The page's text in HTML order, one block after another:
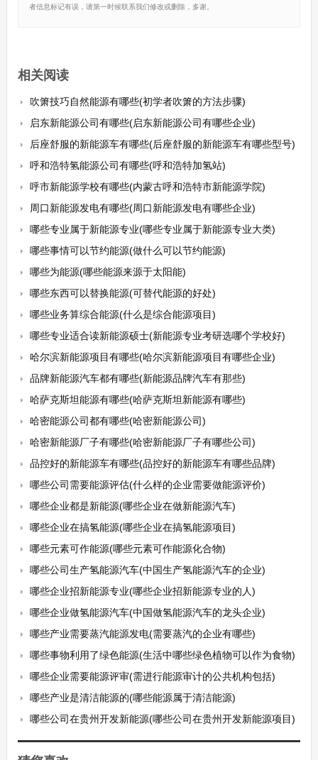
者信息标记有误，请第一时候联系我们修改或删除，多谢。
相关阅读
吹箫技巧自然能源有哪些(初学者吹箫的方法步骤)
启东新能源公司有哪些(启东新能源公司有哪些企业)
后座舒服的新能源车有哪些(后座舒服的新能源车有哪些型号)
呼和浩特氢能源公司有哪些(呼和浩特加氢站)
呼市新能源学校有哪些(内蒙古呼和浩特市新能源学院)
周口新能源发电有哪些(周口新能源发电有哪些企业)
哪些专业属于新能源专业(哪些专业属于新能源专业大类)
哪些事情可以节约能源(做什么可以节约能源)
哪些为能源(哪些能源来源于太阳能)
哪些东西可以替换能源(可替代能源的好处)
哪些业务算综合能源(什么是综合能源项目)
哪些专业适合读新能源硕士(新能源专业考研选哪个学校好)
哈尔滨新能源项目有哪些(哈尔滨新能源项目有哪些企业)
品牌新能源汽车都有哪些(新能源品牌汽车有那些)
哈萨克斯坦能源有哪些(哈萨克斯坦新能源有哪些)
哈密能源公司都有哪些(哈密新能源公司)
哈密新能源厂子有哪些(哈密新能源厂子有哪些公司)
品控好的新能源车有哪些(品控好的新能源车有哪些品牌)
哪些公司需要能源评估(什么样的企业需要做能源评价)
哪些企业都是新能源(哪些企业在做新能源汽车)
哪些企业在搞氢能源(哪些企业在搞氢能源项目)
哪些元素可作能源(哪些元素可作能源化合物)
哪些公司生产氢能源汽车(中国生产氢能源汽车的企业)
哪些企业招新能源专业(哪些企业招新能源专业的人)
哪些企业做氢能源汽车(中国做氢能源汽车的龙头企业)
哪些产业需要蒸汽能源发电(需要蒸汽的企业有哪些)
哪些事物利用了绿色能源(生活中哪些绿色植物可以作为食物)
哪些企业需要能源评审(需进行能源审计的公共机构包括)
哪些产业是清洁能源的(哪些能源属于清洁能源)
哪些公司在贵州开发新能源(哪些公司在贵州开发新能源项目)